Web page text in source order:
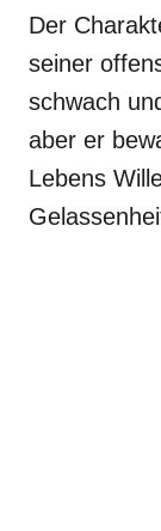
Der
seiner
schwach
aber er
Lebens